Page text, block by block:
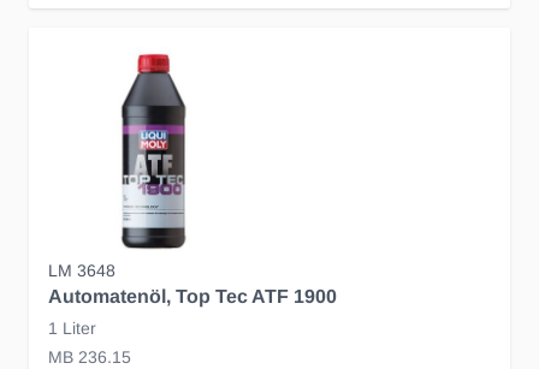
LM 3648
Automatenöl, Top Tec ATF 1900
1 Liter
MB 236.15